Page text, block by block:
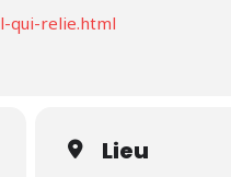
qui-relie.html
Lieu